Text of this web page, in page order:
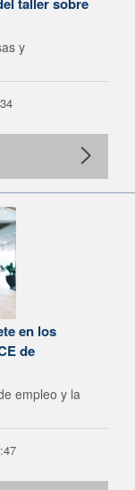
y
en los
de
empleo y la